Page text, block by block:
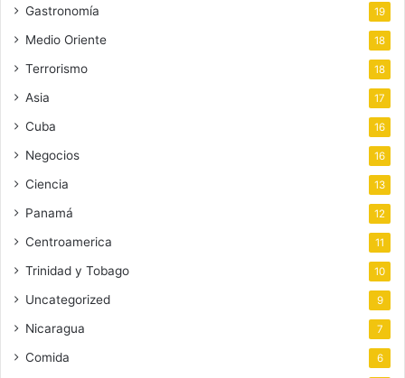
Gastronomía 19
Medio Oriente 18
Terrorismo 18
Asia 17
Cuba 16
Negocios 16
Ciencia 13
Panamá 12
Centroamerica 11
Trinidad y Tobago 10
Uncategorized 9
Nicaragua 7
Comida 6